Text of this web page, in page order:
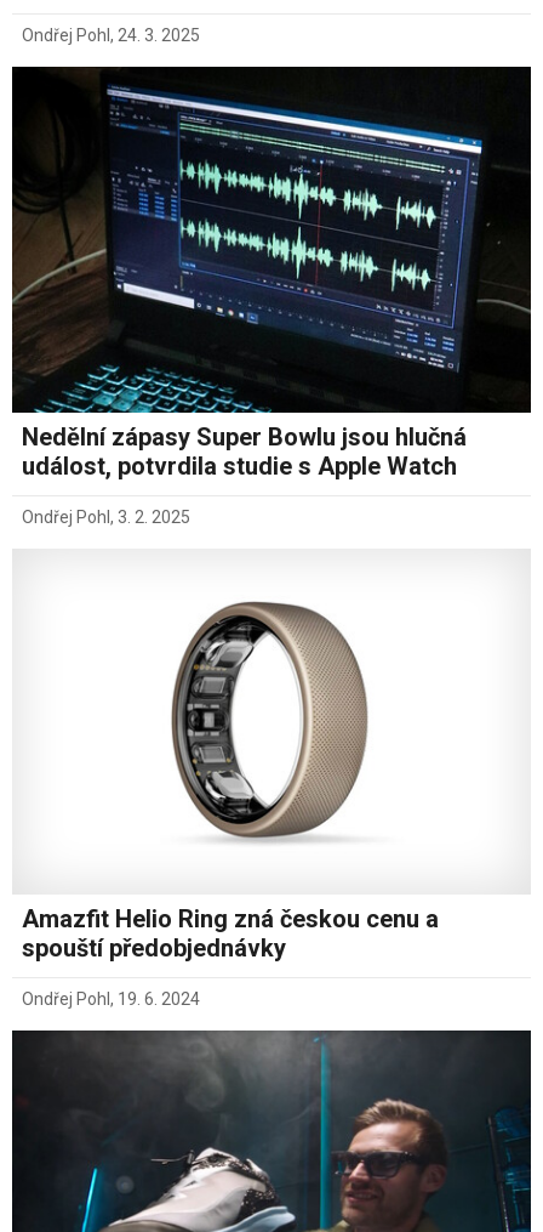
Ondřej Pohl , 24. 3. 2025
Nedělní zápasy Super Bowlu jsou hlučná
událost, potvrdila studie s Apple Watch
Ondřej Pohl , 3. 2. 2025
Amazfit Helio Ring zná českou cenu a
spouští předobjednávky
Ondřej Pohl , 19. 6. 2024